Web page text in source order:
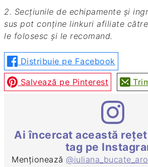
2. Secțiunile de echipamente și ingrediente de mai
sus pot conține linkuri afiliate
le folosesc și le recomand.
Distribuie pe Facebook
Salvează pe Pinterest
Ai încercat această
tag pe
Menționează